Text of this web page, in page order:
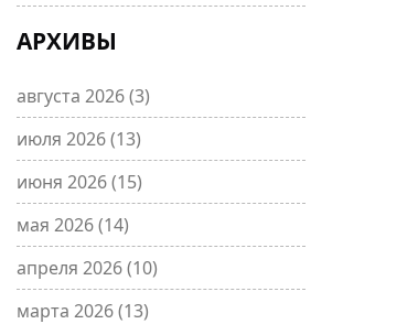
АРХИВЫ
августа 2026(3)
июля 2026(13)
июня 2026(15)
мая 2026(14)
апреля 2026(10)
марта 2026(13)